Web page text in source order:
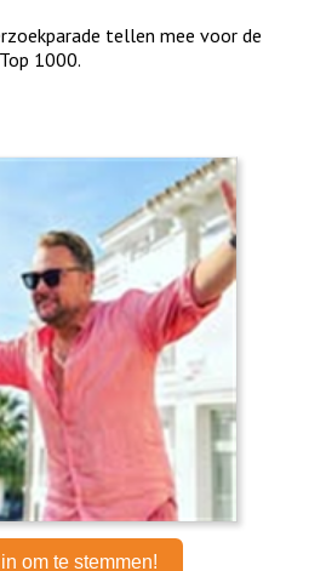
tellen mee voor de
1000.
om te stemmen!